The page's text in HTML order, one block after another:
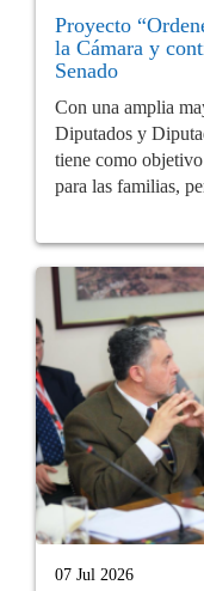
Proyecto
la Cámara y
Senado
Con una amplia
Diputados y
tiene como
para las familias,
07 Jul 2026